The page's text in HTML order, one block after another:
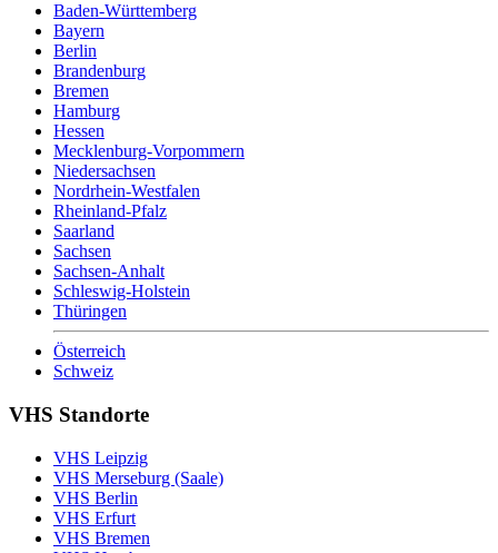
Baden-Württemberg
Bayern
Berlin
Brandenburg
Bremen
Hamburg
Hessen
Mecklenburg-Vorpommern
Niedersachsen
Nordrhein-Westfalen
Rheinland-Pfalz
Saarland
Sachsen
Sachsen-Anhalt
Schleswig-Holstein
Thüringen
Österreich
Schweiz
VHS Standorte
VHS Leipzig
VHS Merseburg (Saale)
VHS Berlin
VHS Erfurt
VHS Bremen